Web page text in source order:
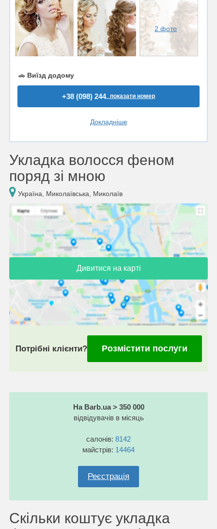
2 фото
🚗 Виїзд додому
+38 (098) 244..показати номер
Докладніше
Укладка волосся феном
поряд зі мною
Україна, Миколаївська, Миколаїв
Дивитися на карті
Потрібні клієнти? Розмістити послуги
На Barb.ua > 350 000
відвідувачів в місяць
салонів: 8142
майстрів: 14464
Реєстрація
Скільки коштує укладка